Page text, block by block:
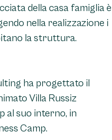
della casa famiglia è
nella realizzazione i
la struttura.
ha progettato il
Villa Russiz
al suo interno, in
Camp.